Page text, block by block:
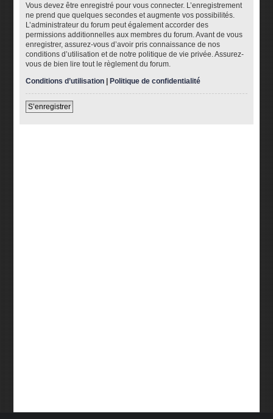
Vous devez être enregistré pour vous connecter. L’enregistrement
ne prend que quelques secondes et augmente vos possibilités.
L’administrateur du forum peut également accorder des
permissions additionnelles aux membres du forum. Avant de vous
enregistrer, assurez-vous d’avoir pris connaissance de nos
conditions d’utilisation et de notre politique de vie privée. Assurez-
vous de bien lire tout le règlement du forum.
Conditions d’utilisation |Politique de confidentialité
S’enregistrer